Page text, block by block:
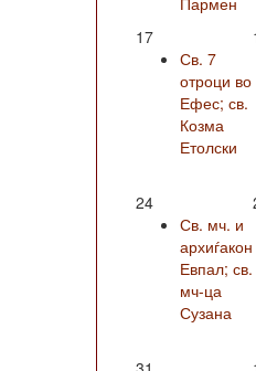
17
Св. 7
отроци во
Ефес; св.
Козма
Етолски
24
Св. мч. и
архиѓакон
Евпал; св.
мч-ца
Сузана